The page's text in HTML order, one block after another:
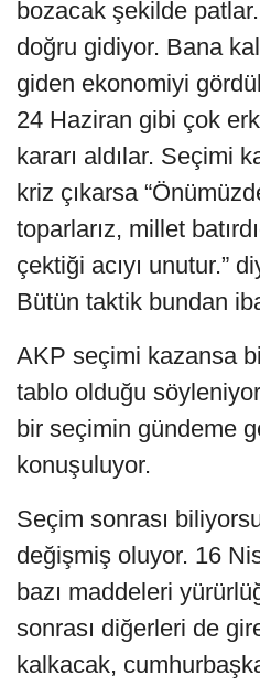
bozacak şekilde
doğru gidiyor. Bana
giden ekonomiyi
24 Haziran gibi çok
kararı aldılar. Seçimi
kriz çıkarsa
toparlarız, millet
çektiği acıyı unutur.”
Bütün taktik bundan
AKP seçimi kazansa
tablo olduğu
bir seçimin gündeme
konuşuluyor.
Seçim sonrası
değişmiş oluyor. 16
bazı maddeleri
sonrası diğerleri de
kalkacak,